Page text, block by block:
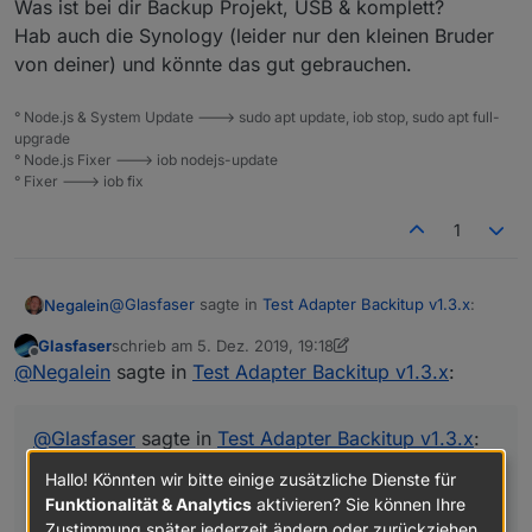
        font-size:15px !important;
    }
Was ist bei dir Backup Projekt, USB & komplett?
Hab auch die Synology (leider nur den kleinen Bruder
von deiner) und könnte das gut gebrauchen.
° Node.js & System Update ---> sudo apt update, iob stop, sudo apt full-
upgrade
° Node.js Fixer ---> iob nodejs-update
° Fixer ---> iob fix
1
Negalein@Glasfaser sagte in Test Adapter Backitup v1.3.x:
Offline
Glasfaserschrieb am 5. Dez. 2019, 19:18
zuletzt editiert von Glasfaser12. Mai 2019, 20:18
@Negalein sagte in Test Adapter Backitup v1.3.x:
@Glasfaser sagte in Test Adapter Backitup v1.3.x:
Hallo! Könnten wir bitte einige zusätzliche Dienste für
Funktionalität & Analytics aktivieren? Sie können Ihre